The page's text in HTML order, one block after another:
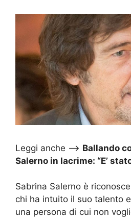
Leggi anche –> Ballando
Salerno in lacrime: “E’
Sabrina Salerno è
chi ha intuito il suo talento e
una persona di cui non